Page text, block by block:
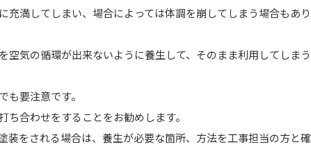
充満してしまい、場合によっては体調を崩してしまう場合もあり
空気の循環が出来ないように養生して、そのまま利用してしまう
も要注意です。
合わせをすることをお勧めします。
装をされる場合は、養生が必要な箇所、方法を工事担当の方と確